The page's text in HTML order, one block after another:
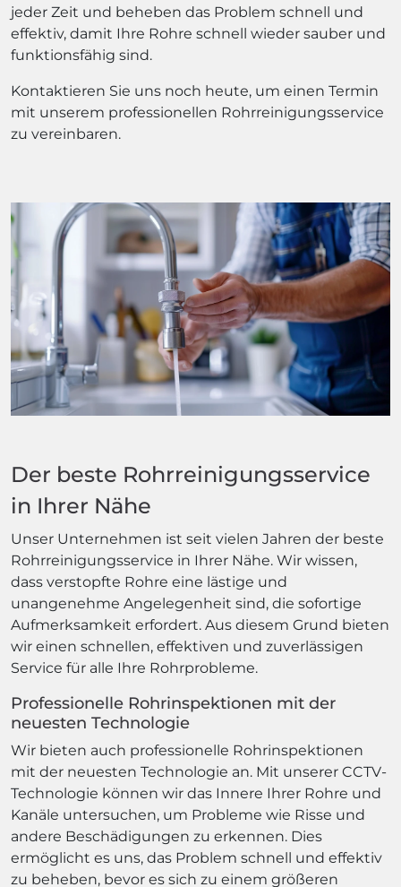
jeder Zeit und beheben das Problem schnell und
effektiv, damit Ihre Rohre schnell wieder sauber und
funktionsfähig sind.
Kontaktieren Sie uns noch heute, um einen Termin
mit unserem professionellen Rohrreinigungsservice
zu vereinbaren.
Der beste Rohrreinigungsservice
in Ihrer Nähe
Unser Unternehmen ist seit vielen Jahren der beste
Rohrreinigungsservice in Ihrer Nähe. Wir wissen,
dass verstopfte Rohre eine lästige und
unangenehme Angelegenheit sind, die sofortige
Aufmerksamkeit erfordert. Aus diesem Grund bieten
wir einen schnellen, effektiven und zuverlässigen
Service für alle Ihre Rohrprobleme.
Professionelle Rohrinspektionen mit der
neuesten Technologie
Wir bieten auch professionelle Rohrinspektionen
mit der neuesten Technologie an. Mit unserer CCTV-
Technologie können wir das Innere Ihrer Rohre und
Kanäle untersuchen, um Probleme wie Risse und
andere Beschädigungen zu erkennen. Dies
ermöglicht es uns, das Problem schnell und effektiv
zu beheben, bevor es sich zu einem größeren